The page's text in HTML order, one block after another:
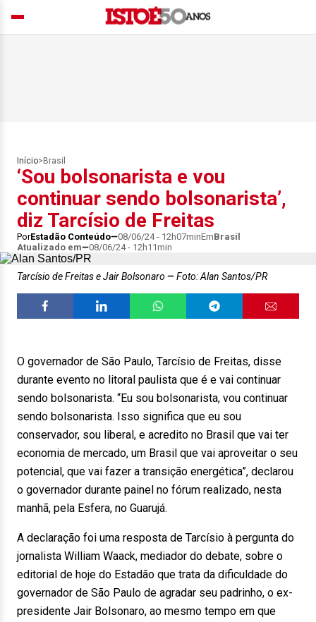
Início> Brasil
‘Sou bolsonarista e vou
continuar sendo bolsonarista’,
diz Tarcísio de Freitas
PorEstadão Conteúdo 08/06/24 - 12h07minEmBrasil
Atualizado em
08/06/24 - 12h11min
Tarcísio de Freitas e Jair Bolsonaro Foto: Alan Santos/PR
O governador de São Paulo, Tarcísio de Freitas, disse
durante evento no litoral paulista que é e vai continuar
sendo bolsonarista. “Eu sou bolsonarista, vou continuar
sendo bolsonarista. Isso significa que eu sou
conservador, sou liberal, e acredito no Brasil que vai ter
economia de mercado, um Brasil que vai aproveitar o seu
potencial, que vai fazer a transição energética”, declarou
o governador durante painel no fórum realizado, nesta
manhã, pela Esfera, no Guarujá.
A declaração foi uma resposta de Tarcísio à pergunta do
jornalista William Waack, mediador do debate, sobre o
editorial de hoje do Estadão que trata da dificuldade do
governador de São Paulo de agradar seu padrinho, o ex-
presidente Jair Bolsonaro, ao mesmo tempo em que